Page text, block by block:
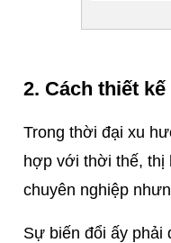
2. Cách thiết
Trong thời đại xu
hợp với thời thế, thị
chuyên nghiệp
Sự biến đổi ấy phải